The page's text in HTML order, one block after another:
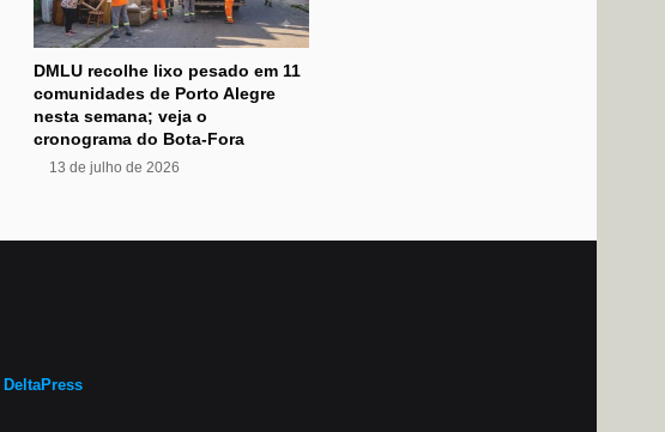
DMLU recolhe lixo pesado em 11
comunidades de Porto Alegre
nesta semana; veja o
cronograma do Bota-Fora
13 de julho de 2026
DeltaPress